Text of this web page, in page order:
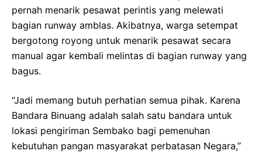
pernah menarik pesawat perintis yang melewati
bagian runway amblas. Akibatnya, warga setempat
bergotong royong untuk menarik pesawat secara
manual agar kembali melintas di bagian runway yang
bagus.
“Jadi memang butuh perhatian semua pihak. Karena
Bandara Binuang adalah salah satu bandara untuk
lokasi pengiriman Sembako bagi pemenuhan
kebutuhan pangan masyarakat perbatasan Negara,”